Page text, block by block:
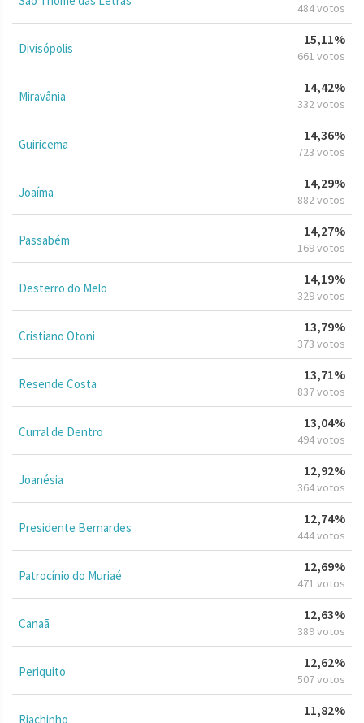
484 votos
Divisópolis
15,11%
661 votos
Miravânia
14,42%
332 votos
Guiricema
14,36%
723 votos
Joaíma
14,29%
882 votos
Passabém
14,27%
169 votos
Desterro do Melo
14,19%
329 votos
Cristiano Otoni
13,79%
373 votos
Resende Costa
13,71%
837 votos
Curral de Dentro
13,04%
494 votos
Joanésia
12,92%
364 votos
Presidente Bernardes
12,74%
444 votos
Patrocínio do Muriaé
12,69%
471 votos
Canaã
12,63%
389 votos
Periquito
12,62%
507 votos
Riachinho
11,82%